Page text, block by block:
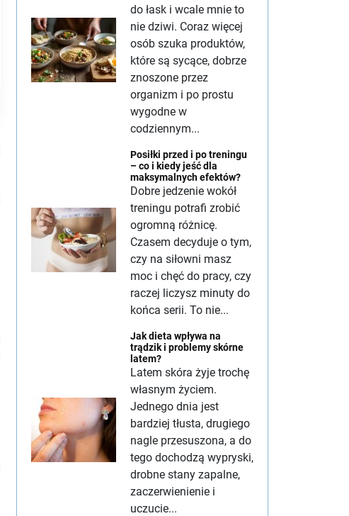
do łask i wcale mnie to
nie dziwi. Coraz więcej
osób szuka produktów,
które są sycące, dobrze
znoszone przez
organizm i po prostu
wygodne w
codziennym...
Posiłki przed i po treningu
– co i kiedy jeść dla
maksymalnych efektów?
Dobre jedzenie wokół
treningu potrafi zrobić
ogromną różnicę.
Czasem decyduje o tym,
czy na siłowni masz
moc i chęć do pracy, czy
raczej liczysz minuty do
końca serii. To nie...
Jak dieta wpływa na
trądzik i problemy skórne
latem?
Latem skóra żyje trochę
własnym życiem.
Jednego dnia jest
bardziej tłusta, drugiego
nagle przesuszona, a do
tego dochodzą wypryski,
drobne stany zapalne,
zaczerwienienie i
uczucie...